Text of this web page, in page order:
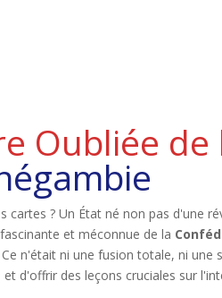
Oubliée de
? Un État né non pas d'une
et méconnue de la
n'était ni une fusion totale, ni
d'offrir des leçons cruciales sur